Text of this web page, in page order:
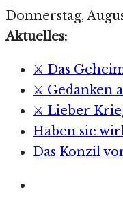
Zum
Inhalt
Donnerstag,
Aktuelles:
⚔️ Das
⚔️ Gedanken
⚔️ Lieber
Haben sie
Das Konzil